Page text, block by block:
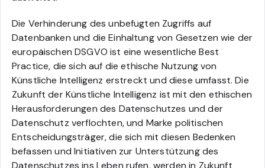
Die Verhinderung des unbefugten Zugriffs auf
Datenbanken und die Einhaltung von Gesetzen wie der
europäischen DSGVO ist eine wesentliche Best
Practice, die sich auf die ethische Nutzung von
Künstliche Intelligenz erstreckt und diese umfasst. Die
Zukunft der Künstliche Intelligenz ist mit den ethischen
Herausforderungen des Datenschutzes und der
Datenschutz verflochten, und Marke politischen
Entscheidungsträger, die sich mit diesen Bedenken
befassen und Initiativen zur Unterstützung des
Datenschutzes ins Leben rufen, werden in Zukunft